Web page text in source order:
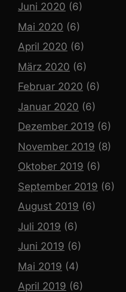
Juni 2020 (6)
Mai 2020 (6)
April 2020 (6)
März 2020 (6)
Februar 2020 (6)
Januar 2020 (6)
Dezember 2019 (6)
November 2019 (8)
Oktober 2019 (6)
September 2019 (6)
August 2019 (6)
Juli 2019 (6)
Juni 2019 (6)
Mai 2019 (4)
April 2019 (6)